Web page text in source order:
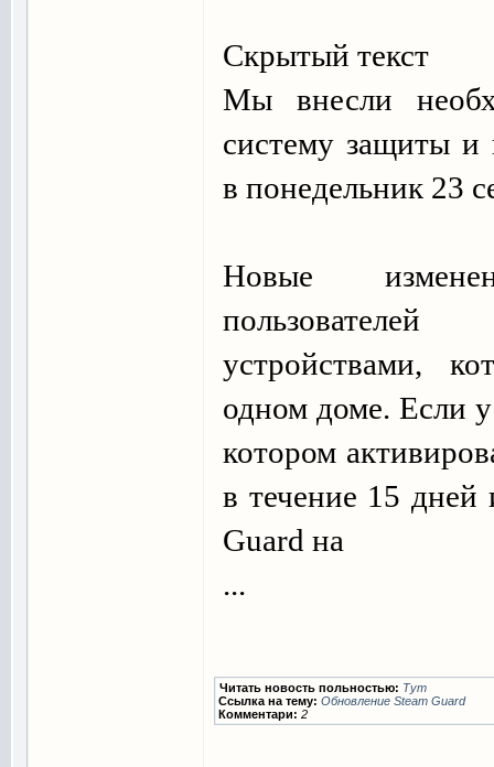
Скрытый текст
Мы внесли
систему защиты и
в понедельник 23
Новые
устройствами,
одном доме. Если у
котором
в течение 15 дней
Guard на
...
Читать новость польностью: Тут
Ссылка на тему: Обновление Steam Guard
Комментари: 2